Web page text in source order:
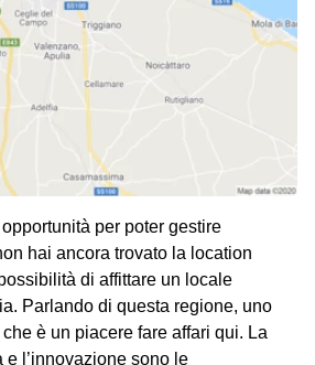
per poter gestire
hai ancora trovato la location
di affittare un locale
Parlando di questa regione, uno
è un piacere fare affari qui. La
e l’innovazione sono le